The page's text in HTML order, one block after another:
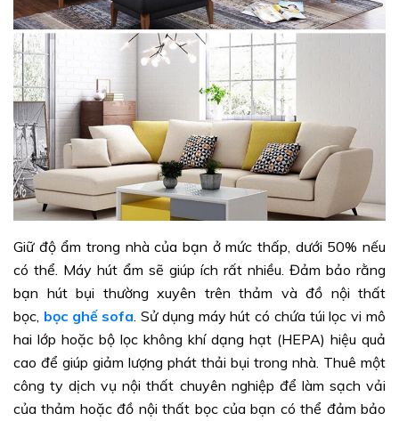
Giữ độ ẩm trong nhà của bạn ở mức thấp, dưới 50% nếu
có thể. Máy hút ẩm sẽ giúp ích rất nhiều. Đảm bảo rằng
bạn hút bụi thường xuyên trên thảm và đồ nội thất
bọc, bọc ghế sofa . Sử dụng máy hút có chứa túi lọc vi mô
hai lớp hoặc bộ lọc không khí dạng hạt (HEPA) hiệu quả
cao để giúp giảm lượng phát thải bụi trong nhà. Thuê một
công ty dịch vụ nội thất chuyên nghiệp để làm sạch vải
của thảm hoặc đồ nội thất bọc của bạn có thể đảm bảo